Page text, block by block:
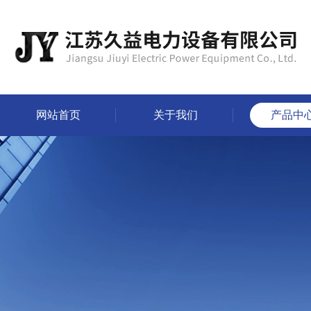
网站首页 关于我们 产品中